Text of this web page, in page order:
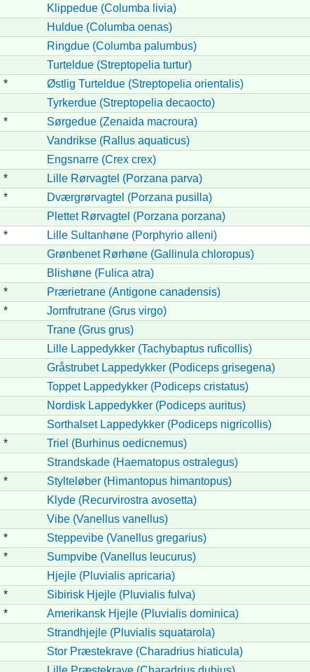
Klippedue (Columba livia)
Huldue (Columba oenas)
Ringdue (Columba palumbus)
Turteldue (Streptopelia turtur)
* Østlig Turteldue (Streptopelia orientalis)
Tyrkerdue (Streptopelia decaocto)
* Sørgedue (Zenaida macroura)
Vandrikse (Rallus aquaticus)
Engsnarre (Crex crex)
* Lille Rørvagtel (Porzana parva)
* Dværgrørvagtel (Porzana pusilla)
Plettet Rørvagtel (Porzana porzana)
* Lille Sultanhøne (Porphyrio alleni)
Grønbenet Rørhøne (Gallinula chloropus)
Blishøne (Fulica atra)
* Prærietrane (Antigone canadensis)
* Jomfrutrane (Grus virgo)
Trane (Grus grus)
Lille Lappedykker (Tachybaptus ruficollis)
Gråstrubet Lappedykker (Podiceps grisegena)
Toppet Lappedykker (Podiceps cristatus)
Nordisk Lappedykker (Podiceps auritus)
Sorthalset Lappedykker (Podiceps nigricollis)
* Triel (Burhinus oedicnemus)
Strandskade (Haematopus ostralegus)
* Stylteløber (Himantopus himantopus)
Klyde (Recurvirostra avosetta)
Vibe (Vanellus vanellus)
* Steppevibe (Vanellus gregarius)
* Sumpvibe (Vanellus leucurus)
Hjejle (Pluvialis apricaria)
* Sibirisk Hjejle (Pluvialis fulva)
* Amerikansk Hjejle (Pluvialis dominica)
Strandhjejle (Pluvialis squatarola)
Stor Præstekrave (Charadrius hiaticula)